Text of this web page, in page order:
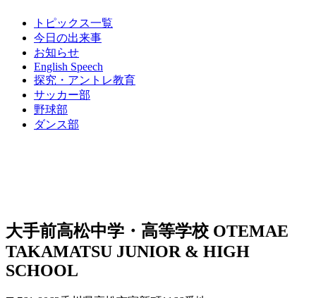
トピックス一覧
今日の出来事
お知らせ
English Speech
探究・アントレ教育
サッカー部
野球部
ダンス部
大手前高松中学・高等学校 OTEMAE
TAKAMATSU JUNIOR & HIGH
SCHOOL